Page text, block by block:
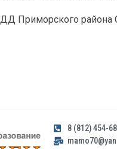
Приморского района
8 (812) 454-